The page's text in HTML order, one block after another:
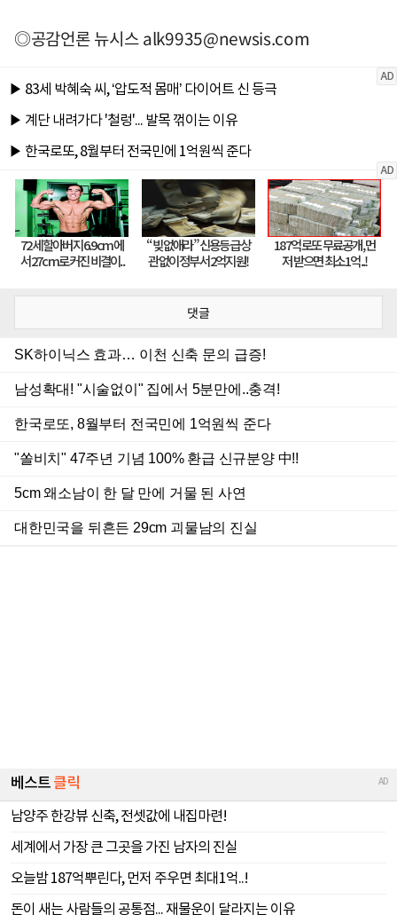
◎공감언론 뉴시스alk9935@newsis.com
댓글